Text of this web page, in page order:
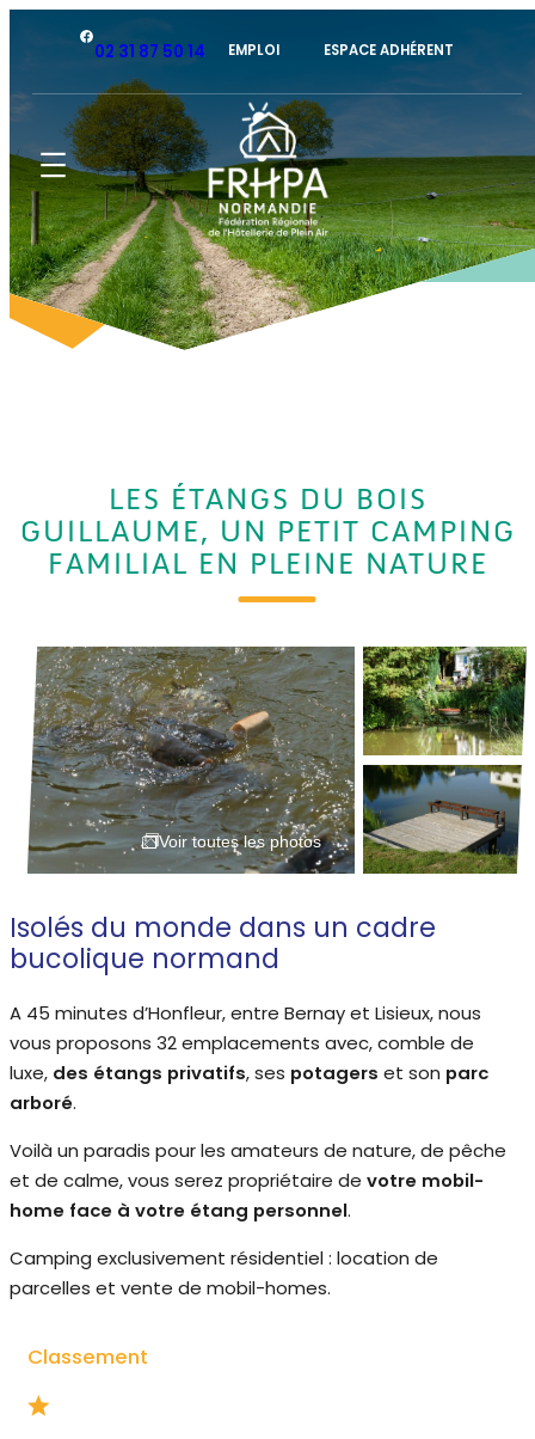
Facebook
02 31 87 50 14 EMPLOI ESPACE ADHÉRENT
LES ÉTANGS DU BOIS
GUILLAUME, UN PETIT CAMPING
FAMILIAL EN PLEINE NATURE
Voir toutes les photos
Isolés du monde dans un cadre
bucolique normand
A 45 minutes d’Honfleur, entre Bernay et Lisieux, nous
vous proposons 32 emplacements avec, comble de
luxe, des étangs privatifs, ses potagers et son parc
arboré.
Voilà un paradis pour les amateurs de nature, de pêche
et de calme, vous serez propriétaire de votre mobil-
home face à votre étang personnel.
Camping exclusivement résidentiel : location de
parcelles et vente de mobil-homes.
Classement